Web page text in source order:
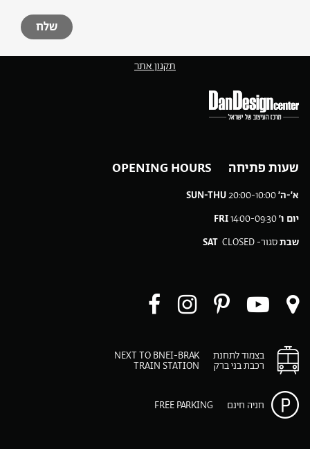
תקנון אתר
שעות פתיחה OPENING HOURS
א׳-ה׳20:00-10:00
SUN-THU
יום ו׳14:00-09:30
FRI
שבתסגור- SAT CLOSED
עקבו
ב-
Facebook
עקבו
ב-
Instagram
עקבו
ב-
עקבו
ב-
play
ב- בצמוד לתחנת
רכבת בני ברק
NEXT TO BNEI-BRAK
TRAIN STATION
חניה חינם FREE PARKING